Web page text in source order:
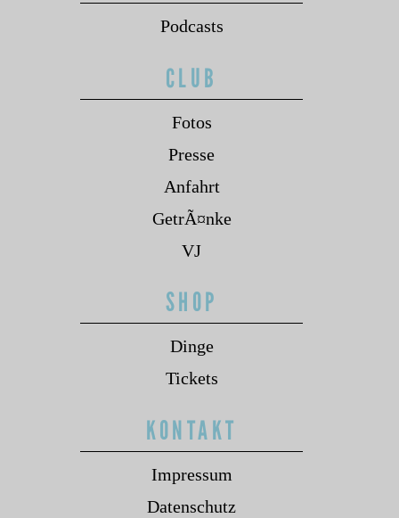
Podcasts
CLUB
Fotos
Presse
Anfahrt
GetrÃ¤nke
VJ
SHOP
Dinge
Tickets
KONTAKT
Impressum
Datenschutz